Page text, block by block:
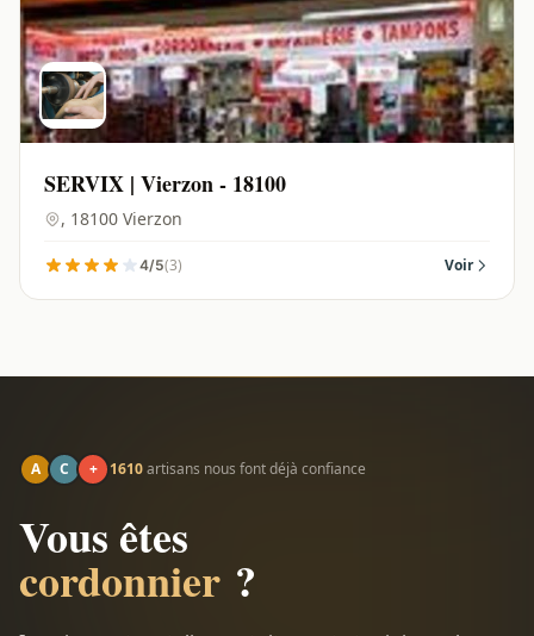
SERVIX | Vierzon - 18100
, 18100 Vierzon
4/5(3) Voir
A C + 1610artisans nous font déjà confiance
Vous êtes
cordonnier ?